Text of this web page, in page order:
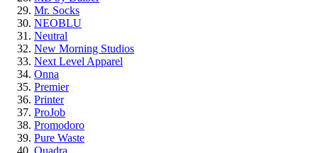
Mr. Socks
NEOBLU
Neutral
New Morning Studios
Next Level Apparel
Onna
Premier
Printer
ProJob
Promodoro
Pure Waste
Quadra